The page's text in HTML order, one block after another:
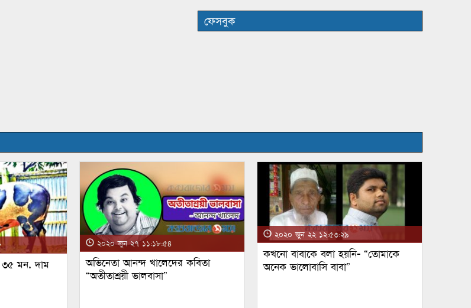
ফেসবুক
৩৫ মন, দাম
২০২০ জুন ২৭ ১১:১৮:৫৪
অভিনেতা আনন্দ খালেদের কবিতা
“অতীতাশ্রয়ী ভালবাসা”
২০২০ জুন ২২ ১২:৫৩:২৯
কখনো বাবাকে বলা হয়নি- “তোমাকে
অনেক ভালোবাসি বাবা”